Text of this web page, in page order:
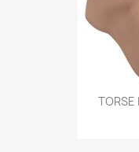
TORSE